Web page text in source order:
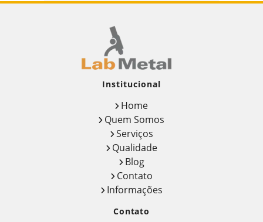
Institucional
Home
Quem Somos
Serviços
Qualidade
Blog
Contato
Informações
Contato